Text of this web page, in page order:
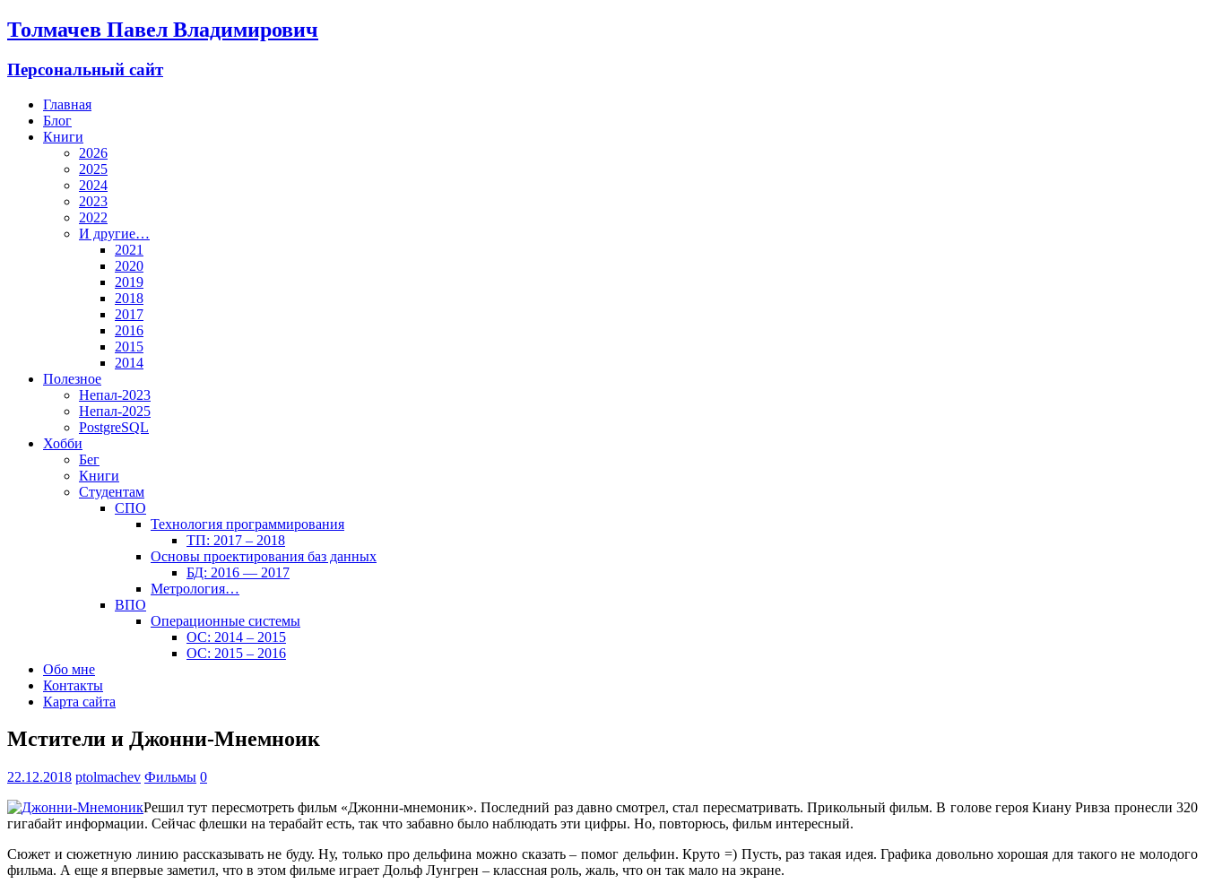
Толмачев Павел Владимирович
Персональный сайт
Главная
Блог
Книги
2026
2025
2024
2023
2022
И другие…
2021
2020
2019
2018
2017
2016
2015
2014
Полезное
Непал-2023
Непал-2025
PostgreSQL
Хобби
Бег
Книги
Студентам
СПО
Технология программирования
ТП: 2017 – 2018
Основы проектирования баз данных
БД: 2016 — 2017
Метрология…
ВПО
Операционные системы
ОС: 2014 – 2015
ОС: 2015 – 2016
Обо мне
Контакты
Карта сайта
Мстители и Джонни-Мнемноик
22.12.2018 ptolmachev Фильмы 0
Решил тут пересмотреть фильм «Джонни-мнемоник». Последний раз давно смотрел, стал пересматривать. Прикольный фильм. В голове героя Киану Ривза пронесли 320
гигабайт информации. Сейчас флешки на терабайт есть, так что забавно было наблюдать эти цифры. Но, повторюсь, фильм интересный.
Сюжет и сюжетную линию рассказывать не буду. Ну, только про дельфина можно сказать – помог дельфин. Круто =) Пусть, раз такая идея. Графика довольно хорошая для такого не молодого
фильма. А еще я впервые заметил, что в этом фильме играет Дольф Лунгрен – классная роль, жаль, что он так мало на экране.